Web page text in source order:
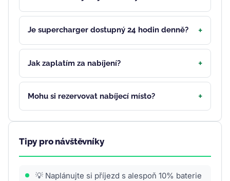
Je supercharger dostupný 24 hodin denně?
Jak zaplatím za nabíjení?
Mohu si rezervovat nabíjecí místo?
Tipy pro návštěvníky
💡 Naplánujte si příjezd s alespoň 10% baterie